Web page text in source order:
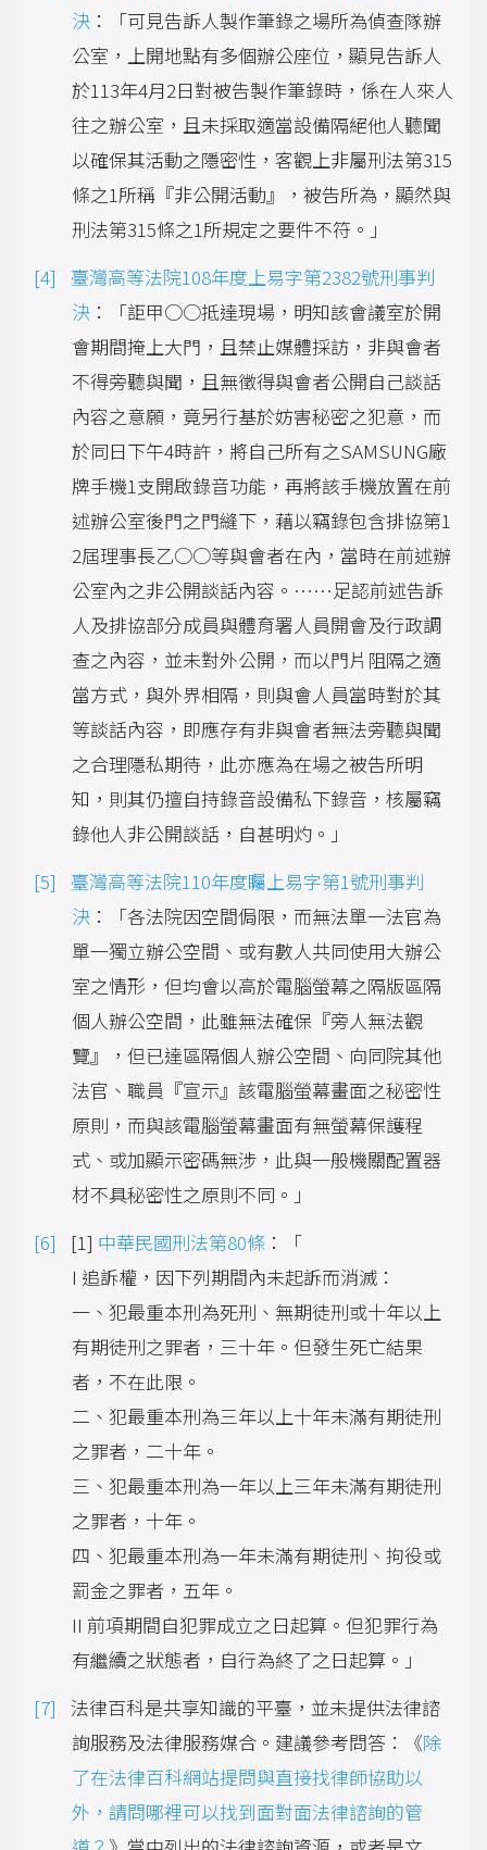
決 ：「可見告訴人製作筆錄之場所為偵查隊辦
公室，上開地點有多個辦公座位，顯見告訴人
於113年4月2日對被告製作筆錄時，係在人來人
往之辦公室，且未採取適當設備隔絕他人聽聞
以確保其活動之隱密性，客觀上非屬刑法第315
條之1所稱『非公開活動』，被告所為，顯然與
刑法第315條之1所規定之要件不符。」
臺灣高等法院108年度上易字第2382號刑事判
決 ：「詎甲○○抵達現場，明知該會議室於開
會期間掩上大門，且禁止媒體採訪，非與會者
不得旁聽與聞，且無徵得與會者公開自己談話
內容之意願，竟另行基於妨害秘密之犯意，而
於同日下午4時許，將自己所有之SAMSUNG廠
牌手機1支開啟錄音功能，再將該手機放置在前
述辦公室後門之門縫下，藉以竊錄包含排協第1
2屆理事長乙○○等與會者在內，當時在前述辦
公室內之非公開談話內容。……足認前述告訴
人及排協部分成員與體育署人員開會及行政調
查之內容，並未對外公開，而以門片阻隔之適
當方式，與外界相隔，則與會人員當時對於其
等談話內容，即應存有非與會者無法旁聽與聞
之合理隱私期待，此亦應為在場之被告所明
知，則其仍擅自持錄音設備私下錄音，核屬竊
錄他人非公開談話，自甚明灼。」
臺灣高等法院110年度矚上易字第1號刑事判
決 ：「各法院因空間侷限，而無法單一法官為
單一獨立辦公空間、或有數人共同使用大辦公
室之情形，但均會以高於電腦螢幕之隔版區隔
個人辦公空間，此雖無法確保『旁人無法觀
覽』，但已達區隔個人辦公空間、向同院其他
法官、職員『宣示』該電腦螢幕畫面之秘密性
原則，而與該電腦螢幕畫面有無螢幕保護程
式、或加顯示密碼無涉，此與一般機關配置器
材不具秘密性之原則不同。」
[1] 中華民國刑法第80條 ：「
I 追訴權，因下列期間內未起訴而消滅：
一、犯最重本刑為死刑、無期徒刑或十年以上
有期徒刑之罪者，三十年。但發生死亡結果
者，不在此限。
二、犯最重本刑為三年以上十年未滿有期徒刑
之罪者，二十年。
三、犯最重本刑為一年以上三年未滿有期徒刑
之罪者，十年。
四、犯最重本刑為一年未滿有期徒刑、拘役或
罰金之罪者，五年。
II 前項期間自犯罪成立之日起算。但犯罪行為
有繼續之狀態者，自行為終了之日起算。」
法律百科是共享知識的平臺，並未提供法律諮
詢服務及法律服務媒合。建議參考問答：《除
了在法律百科網站提問與直接找律師協助以
外，請問哪裡可以找到面對面法律諮詢的管